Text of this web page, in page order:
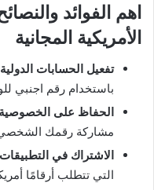
اهم الفوائد
الأمريكية المجانية
تفعيل الحسابات
باستخدام رقم اجنبي
الحفاظ على
مشاركة رقمك
الاشتراك في
التي تتطلب أرقامًا